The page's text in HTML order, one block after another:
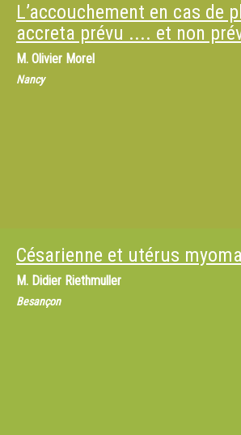
L’accouchement en cas de
accreta prévu .... et non
M. Olivier Morel
Nancy
Césarienne et utérus
M. Didier Riethmuller
Besançon